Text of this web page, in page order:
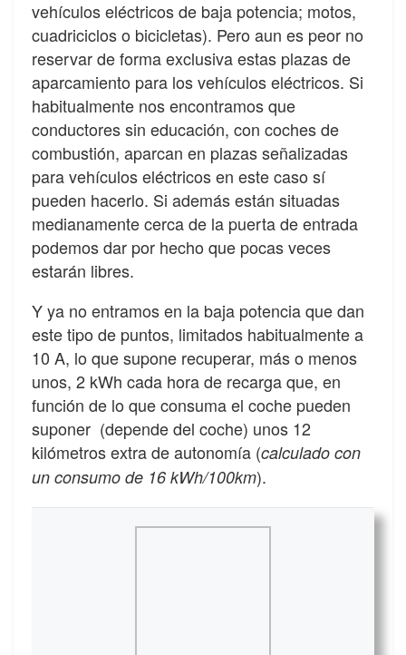
vehículos eléctricos de baja potencia; motos,
cuadriciclos o bicicletas). Pero aun es peor no
reservar de forma exclusiva estas plazas de
aparcamiento para los vehículos eléctricos. Si
habitualmente nos encontramos que
conductores sin educación, con coches de
combustión, aparcan en plazas señalizadas
para vehículos eléctricos en este caso sí
pueden hacerlo. Si además están situadas
medianamente cerca de la puerta de entrada
podemos dar por hecho que pocas veces
estarán libres.
Y ya no entramos en la baja potencia que dan
este tipo de puntos, limitados habitualmente a
10 A, lo que supone recuperar, más o menos
unos, 2 kWh cada hora de recarga que, en
función de lo que consuma el coche pueden
suponer (depende del coche) unos 12
kilómetros extra de autonomía (calculado con
un consumo de 16 kWh/100km).